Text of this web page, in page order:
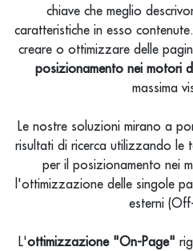
chiave che meglio
caratteristiche in esso
creare o ottimizzare delle
posizionamento nei motori
massima
Le nostre soluzioni mirano a
risultati di ricerca utilizzando le
per il posizionamento nei
l'ottimizzazione delle singole
esterni
L'ottimizzazione "On-Page"